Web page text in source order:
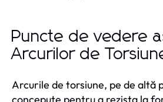
Puncte de vedere
Arcurilor de
Arcurile de torsiune, pe de altă